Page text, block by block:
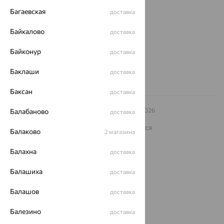
ул. Зегеля, 27/2
Другие города
Заказать звонок
© ООО «Ювелирный дом «Кристалл»,2009 – 2026
На информационном ресурсе применяются
рекомендательные технологии
ОГРН 1044800168379
Разработка сайта —
Багаевская доставка
Байкалово доставка
Байконур доставка
Баклаши доставка
Баксан доставка
Балабаново доставка
Балаково 2 магазина
Балахна доставка
Балашиха доставка
Балашов доставка
Балезино доставка